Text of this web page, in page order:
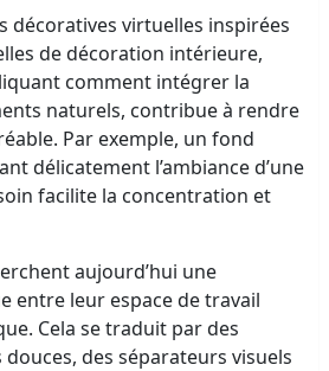
décoratives virtuelles inspirées
de décoration intérieure,
comment intégrer la
naturels, contribue à rendre
Par exemple, un fond
délicatement l’ambiance d’une
facilite la concentration et
aujourd’hui une
entre leur espace de travail
Cela se traduit par des
des séparateurs visuels